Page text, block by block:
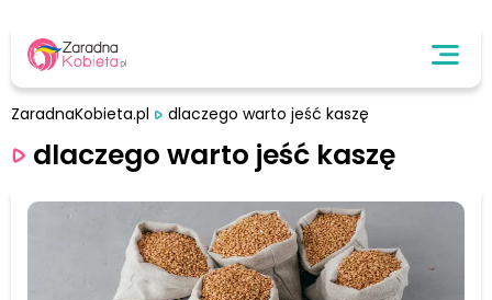
ZaradnaKobieta.pl dlaczego warto jeść kaszę
dlaczego warto jeść kaszę